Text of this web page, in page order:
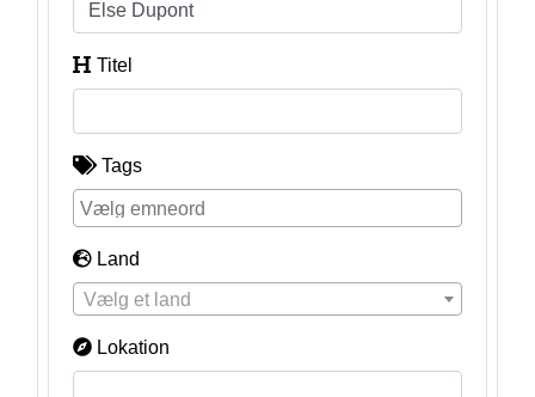
Titel
Tags
Land
Vælg et land
Lokation